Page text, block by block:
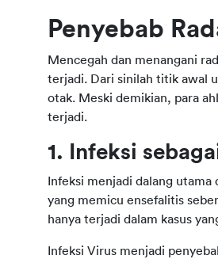
Penyebab
Mencegah dan menangani
terjadi. Dari sinilah titik awal
otak. Meski demikian, para
terjadi.
1. Infeksi
Infeksi menjadi dalang
yang memicu ensefalitis
hanya terjadi dalam kasus
Infeksi Virus menjadi